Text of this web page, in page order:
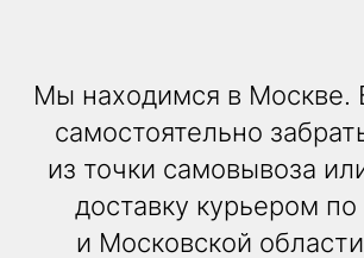
Мы находимся в
самостоятельно
из точки самовывоза
доставку курьером
и Московской